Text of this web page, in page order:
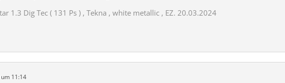
1.3 Dig Tec ( 131 Ps ) , Tekna , white metallic , EZ. 20.03.2024
11:14